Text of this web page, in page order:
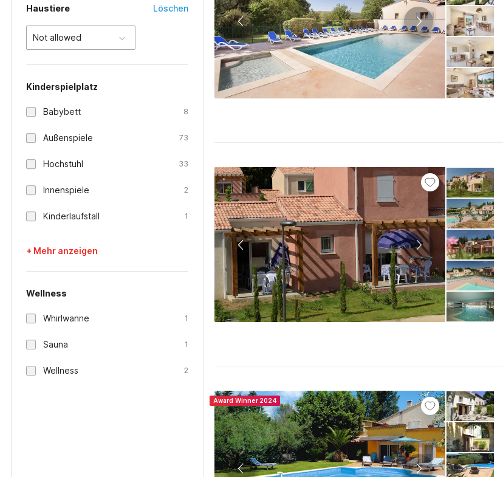
Haustiere Löschen
Not allowed
Kinderspielplatz
Babybett 8
Außenspiele 73
Hochstuhl 33
Innenspiele 2
Kinderlaufstall 1
+ Mehr anzeigen
Wellness
Whirlwanne 1
Sauna 1
Wellness 2
Award Winner 2024